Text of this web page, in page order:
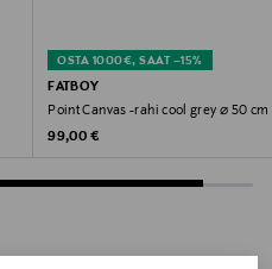
OSTA 1000€, SAAT –15%
FATBOY
Point Canvas -rahi cool grey ⌀ 50 cm
Original Price
99,00 €